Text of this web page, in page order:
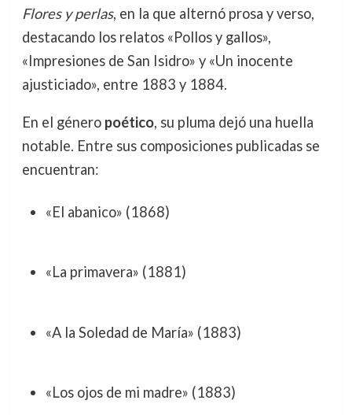
Flores y perlas, en la que alternó prosa y verso,
destacando los relatos «Pollos y gallos»,
«Impresiones de San Isidro» y «Un inocente
ajusticiado», entre 1883 y 1884.
En el género poético, su pluma dejó una huella
notable. Entre sus composiciones publicadas se
encuentran:
«El abanico» (1868)
«La primavera» (1881)
«A la Soledad de María» (1883)
«Los ojos de mi madre» (1883)